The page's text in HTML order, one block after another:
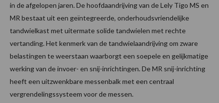
in de afgelopen jaren. De hoofdaandrijving van de Lely Tigo MS en
MR bestaat uit een geïntegreerde, onderhoudsvriendelijke
tandwielkast met uitermate solide tandwielen met rechte
vertanding. Het kenmerk van de tandwielaandrijving om zware
belastingen te weerstaan waarborgt een soepele en gelijkmatige
werking van de invoer- en snij-inrichtingen. De MR snij-inrichting
heeft een uitzwenkbare messenbalk met een centraal
vergrendelingssysteem voor de messen.